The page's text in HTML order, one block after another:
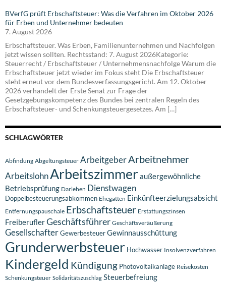
BVerfG prüft Erbschaftsteuer: Was die Verfahren im Oktober 2026
für Erben und Unternehmer bedeuten
7. August 2026
Erbschaftsteuer. Was Erben, Familienunternehmen und Nachfolgen
jetzt wissen sollten. Rechtsstand: 7. August 2026Kategorie:
Steuerrecht / Erbschaftsteuer / Unternehmensnachfolge Warum die
Erbschaftsteuer jetzt wieder im Fokus steht Die Erbschaftsteuer
steht erneut vor dem Bundesverfassungsgericht. Am 12. Oktober
2026 verhandelt der Erste Senat zur Frage der
Gesetzgebungskompetenz des Bundes bei zentralen Regeln des
Erbschaftsteuer- und Schenkungsteuergesetzes. Am […]
SCHLAGWÖRTER
Abfindung Abgeltungsteuer ArbeitgeberArbeitnehmer
ArbeitslohnArbeitszimmeraußergewöhnliche
Betriebsprüfung Darlehen Dienstwagen
Doppelbesteuerungsabkommen Ehegatten Einkünfteerzielungsabsicht
Entfernungspauschale Erbschaftsteuer Erstattungszinsen
FreiberuflerGeschäftsführer Geschäftsveräußerung
GesellschafterGewerbesteuerGewinnausschüttung
Grunderwerbsteuer Hochwasser Insolvenzverfahren
Kindergeld Kündigung Photovoltaikanlage Reisekosten
Schenkungsteuer Solidaritätszuschlag Steuerbefreiung